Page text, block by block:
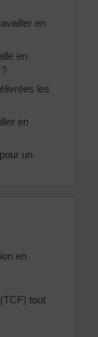
en
en
les
en
un
en
tout